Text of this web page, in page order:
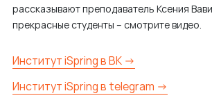
рассказывают преподаватель Ксения
прекрасные студенты – смотрите видео.
Институт iSpring в ВК →
Институт iSpring в telegram →